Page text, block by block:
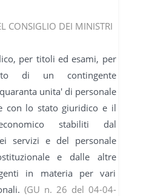
CONSIGLIO DEI MINISTRI
per titoli ed esami, per
di un contingente
unita' di personale
con lo stato giuridico e il
stabiliti dal
servizi e del personale
e dalle altre
in materia per vari
(GU n. 26 del 04-04-